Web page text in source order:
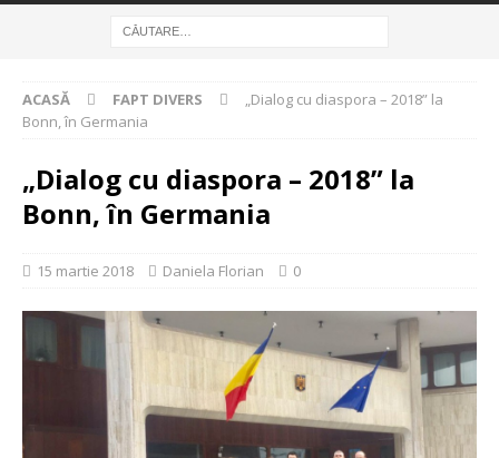
ACASĂ FAPT DIVERS
„Dialog cu diaspora – 2018” la
Bonn, în Germania
„Dialog cu diaspora – 2018” la
Bonn, în Germania
15 martie 2018 Daniela Florian 0